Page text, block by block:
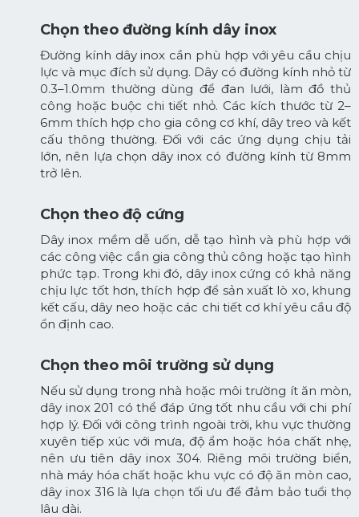
Chọn theo đường kính dây inox
Đường kính dây inox cần phù hợp với yêu cầu chịu
lực và mục đích sử dụng. Dây có đường kính nhỏ từ
0.3–1.0mm thường dùng để đan lưới, làm đồ thủ
công hoặc buộc chi tiết nhỏ. Các kích thước từ 2–
6mm thích hợp cho gia công cơ khí, dây treo và kết
cấu thông thường. Đối với các ứng dụng chịu tải
lớn, nên lựa chọn dây inox có đường kính từ 8mm
trở lên.
Chọn theo độ cứng
Dây inox mềm dễ uốn, dễ tạo hình và phù hợp với
các công việc cần gia công thủ công hoặc tạo hình
phức tạp. Trong khi đó, dây inox cứng có khả năng
chịu lực tốt hơn, thích hợp để sản xuất lò xo, khung
kết cấu, dây neo hoặc các chi tiết cơ khí yêu cầu độ
ổn định cao.
Chọn theo môi trường sử dụng
Nếu sử dụng trong nhà hoặc môi trường ít ăn mòn,
dây inox 201 có thể đáp ứng tốt nhu cầu với chi phí
hợp lý. Đối với công trình ngoài trời, khu vực thường
xuyên tiếp xúc với mưa, độ ẩm hoặc hóa chất nhẹ,
nên ưu tiên dây inox 304. Riêng môi trường biển,
nhà máy hóa chất hoặc khu vực có độ ăn mòn cao,
dây inox 316 là lựa chọn tối ưu để đảm bảo tuổi thọ
lâu dài.